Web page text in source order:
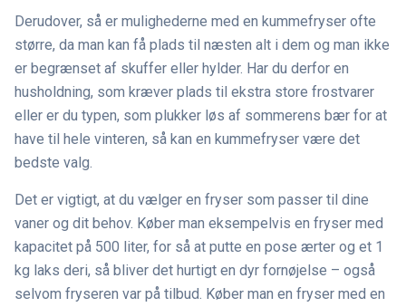
Derudover, så er mulighederne med en kummefryser ofte
større, da man kan få plads til næsten alt i dem og man ikke
er begrænset af skuffer eller hylder. Har du derfor en
husholdning, som kræver plads til ekstra store frostvarer
eller er du typen, som plukker løs af sommerens bær for at
have til hele vinteren, så kan en kummefryser være det
bedste valg.
Det er vigtigt, at du vælger en fryser som passer til dine
vaner og dit behov. Køber man eksempelvis en fryser med
kapacitet på 500 liter, for så at putte en pose ærter og et 1
kg laks deri, så bliver det hurtigt en dyr fornøjelse – også
selvom fryseren var på tilbud. Køber man en fryser med en